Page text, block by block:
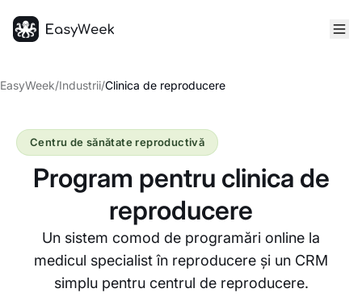
EasyWeek/Industrii/Clinica de reproducere
Program pentru clinica de
reproducere
Un sistem comod de programări online la
medicul specialist în reproducere și un CRM
simplu pentru centrul de reproducere.
Centru de sănătate reproductivă